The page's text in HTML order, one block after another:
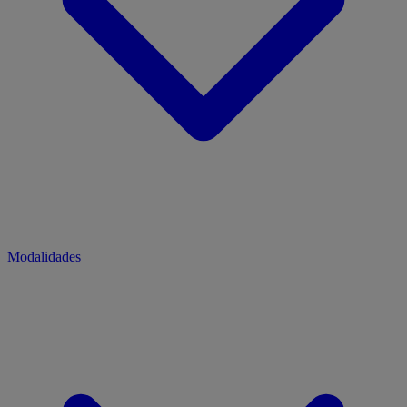
Modalidades